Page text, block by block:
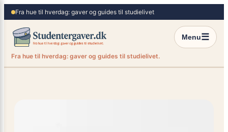
Spring
til
indhold
Fra hue til hverdag: gaver og guides til studielivet
Menu☰
Fra hue til hverdag: gaver og guides til studielivet.